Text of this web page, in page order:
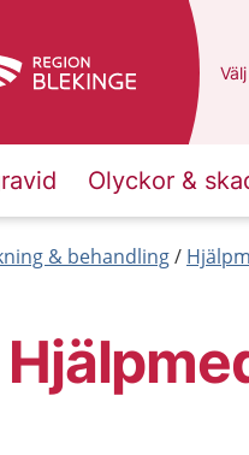
Du
Välj
Olyckor &
& behandling